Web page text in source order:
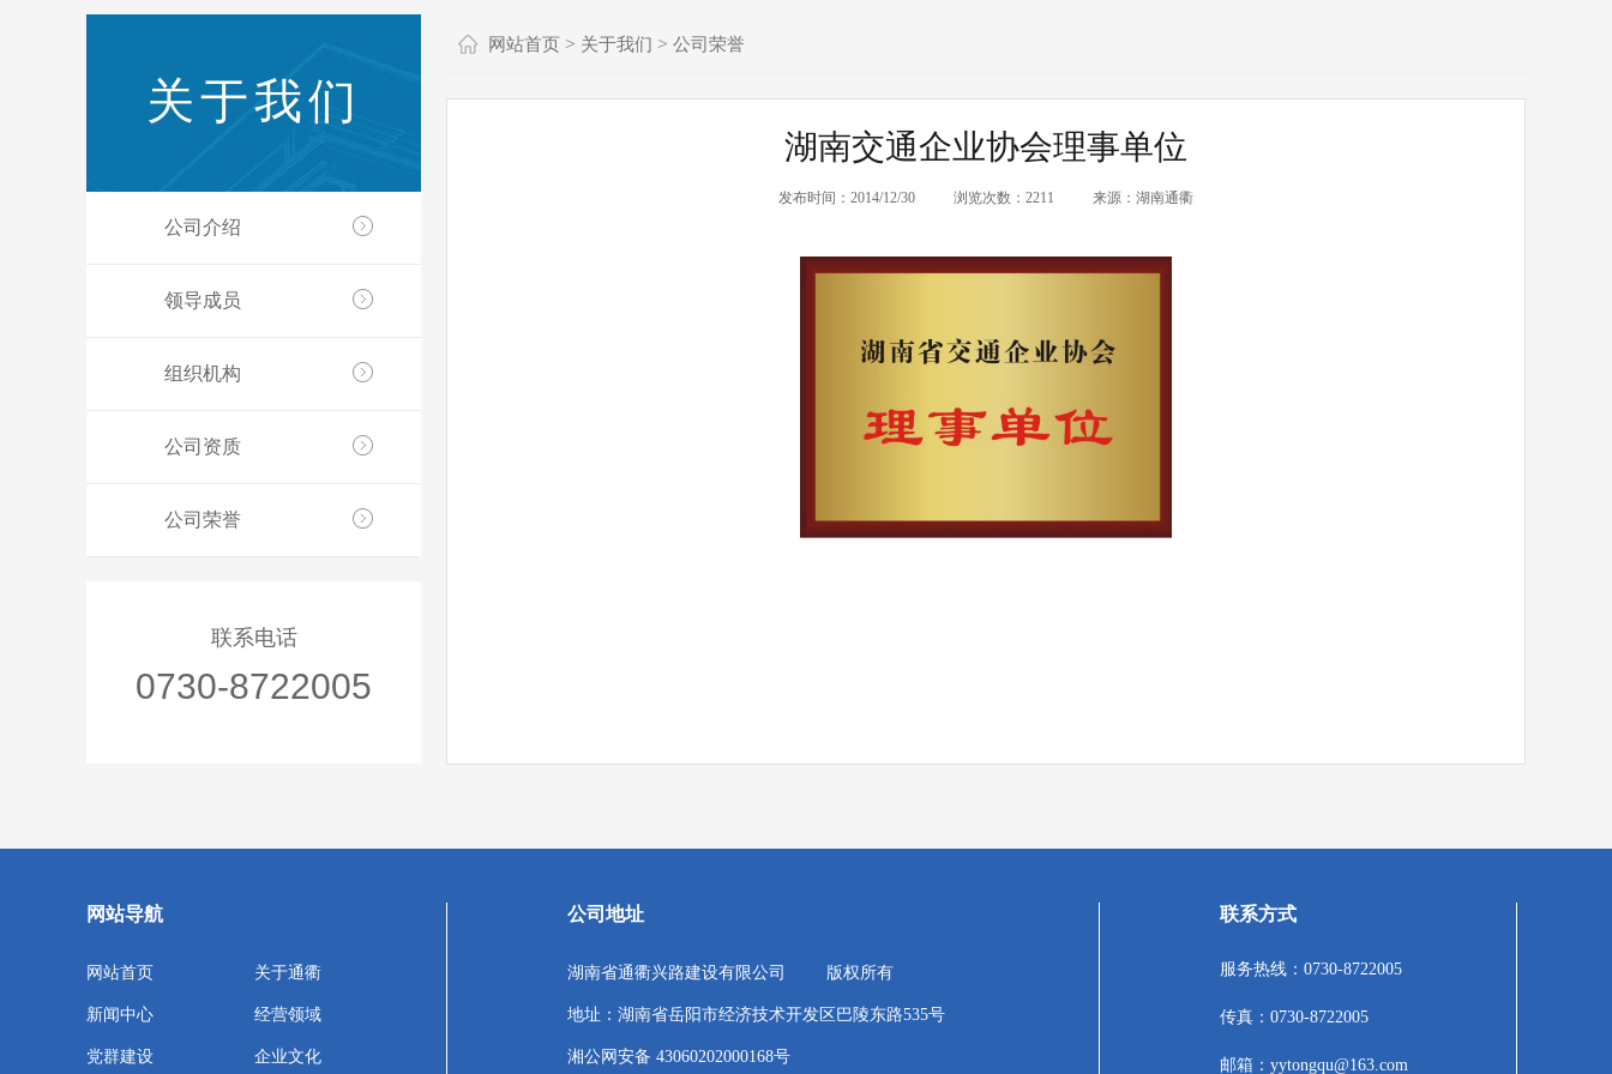
关于我们
公司介绍
领导成员
组织机构
公司资质
公司荣誉
联系电话
0730-8722005
网站首页 > 关于我们 > 公司荣誉
湖南交通企业协会理事单位
发布时间：2014/12/30 浏览次数：2211 来源：湖南通衢
网站导航
网站首页 关于通衢
新闻中心 经营领域
党群建设 企业文化
公司地址
湖南省通衢兴路建设有限公司 版权所有
地址：湖南省岳阳市经济技术开发区巴陵东路535号
湘公网安备 43060202000168号
联系方式
服务热线：0730-8722005
传真：0730-8722005
邮箱：yytongqu@163.com